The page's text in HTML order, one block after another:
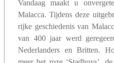
Vandaag maakt u
Malacca. Tijdens deze
rijke geschiedenis van
van 400 jaar werd
Nederlanders en Britten.